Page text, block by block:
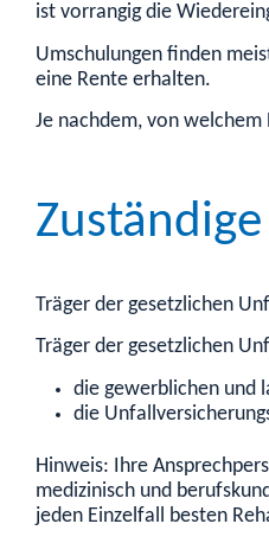
ist vorrangig die
Umschulungen finden
eine Rente erhalten.
Je nachdem, von welchem
Träger der gesetzlichen
Träger der gesetzlichen
die gewerblichen und
die
Hinweis: Ihre
medizinisch und
jeden Einzelfall besten